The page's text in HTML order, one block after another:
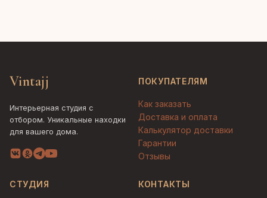
Vintajj
Интерьерная студия с
отбором. Уникальные находки
для вашего дома.
ПОКУПАТЕЛЯМ
Как заказать
Доставка и оплата
Калькулятор доставки
Гарантии
Отзывы
СТУДИЯ КОНТАКТЫ